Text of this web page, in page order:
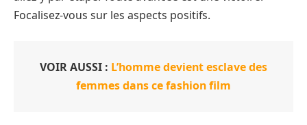
Focalisez-vous sur les aspects positifs.
VOIR AUSSI : L’homme devient esclave des
femmes dans ce fashion film